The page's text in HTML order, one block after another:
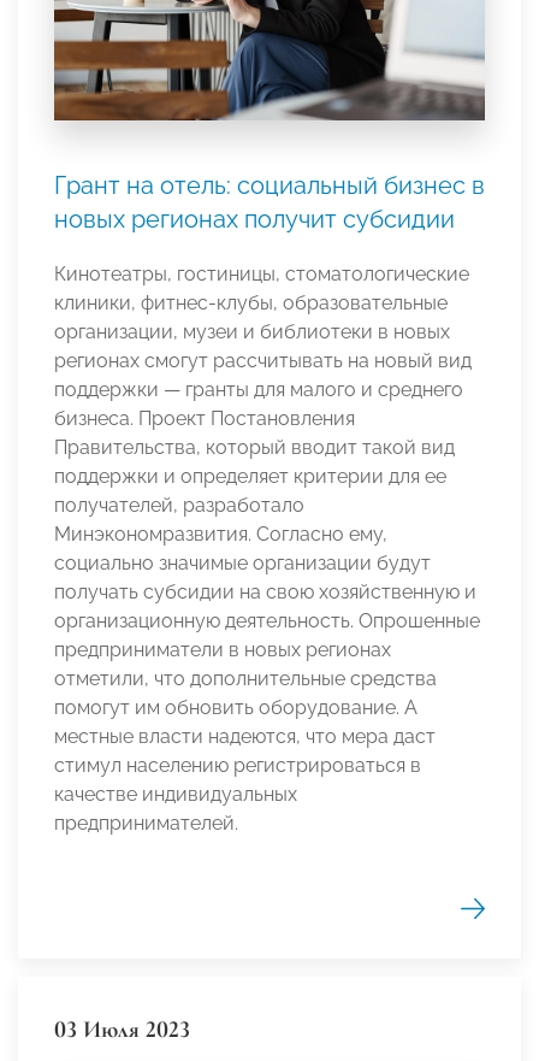
Грант на отель: социальный бизнес в
новых регионах получит субсидии
Кинотеатры, гостиницы, стоматологические
клиники, фитнес-клубы, образовательные
организации, музеи и библиотеки в новых
регионах смогут рассчитывать на новый вид
поддержки — гранты для малого и среднего
бизнеса. Проект Постановления
Правительства, который вводит такой вид
поддержки и определяет критерии для ее
получателей, разработало
Минэкономразвития. Согласно ему,
социально значимые организации будут
получать субсидии на свою хозяйственную и
организационную деятельность. Опрошенные
предприниматели в новых регионах
отметили, что дополнительные средства
помогут им обновить оборудование. А
местные власти надеются, что мера даст
стимул населению регистрироваться в
качестве индивидуальных
предпринимателей.
03 Июля 2023